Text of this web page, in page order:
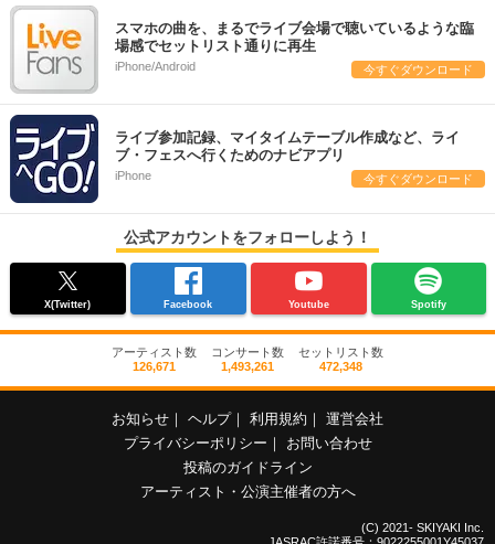
スマホの曲を、まるでライブ会場で聴いているような臨
場感でセットリスト通りに再生
iPhone/Android 今すぐダウンロード
ライブ参加記録、マイタイムテーブル作成など、ライ
ブ・フェスへ行くためのナビアプリ
iPhone 今すぐダウンロード
公式アカウントをフォローしよう！
X(Twitter) Facebook Youtube Spotify
アーティスト数
126,671
コンサート数
1,493,261
セットリスト数
472,348
お知らせ ヘルプ 利用規約
運営会社
プライバシーポリシー
お問い合わせ
投稿のガイドライン
アーティスト・公演主催者の方へ
(C) 2021- SKIYAKI Inc.